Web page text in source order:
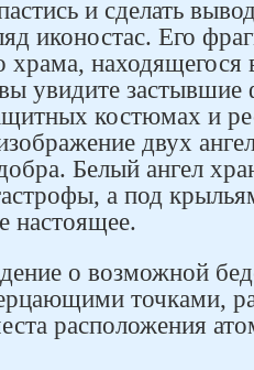
и сделать
иконостас. Его
храма,
увидите
костюмах и
двух
Белый ангел
а под
настоящее.
о возможной
точками,
расположения